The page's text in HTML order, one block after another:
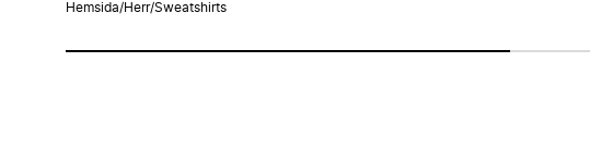
Hemsida/Herr/Sweatshirts